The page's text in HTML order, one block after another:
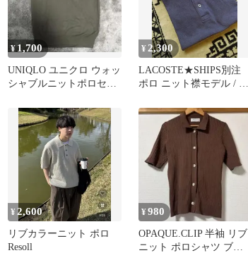
¥1,700
UNIQLO ユニクロ ウォッ
シャブルニットポロセー
¥ 2,300
LACOSTE★SHIPS別注
ポロ ニット襟モデル / ネ
¥ 2,600
リブカラーニット ポロ
Resoll
¥980
OPAQUE.CLIP 半袖 リブ
ニット ポロシャツ ブラ